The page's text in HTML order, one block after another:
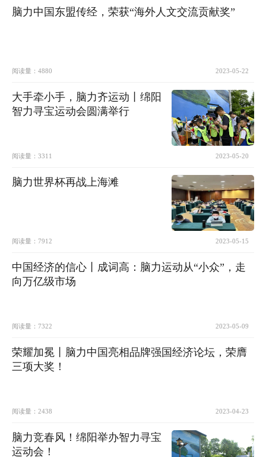
脑力中国东盟传经，荣获“海外人文交流贡献奖”
阅读量： 4880 2023-05-22
大手牵小手，脑力齐运动丨绵阳
智力寻宝运动会圆满举行
阅读量： 3311 2023-05-20
脑力世界杯再战上海滩
阅读量： 7912 2023-05-15
中国经济的信心丨成词高：脑力运动从“小众”，走
向万亿级市场
阅读量： 7322 2023-05-09
荣耀加冕丨脑力中国亮相品牌强国经济论坛，荣膺
三项大奖！
阅读量： 2438 2023-04-23
脑力竞春风！绵阳举办智力寻宝
运动会！